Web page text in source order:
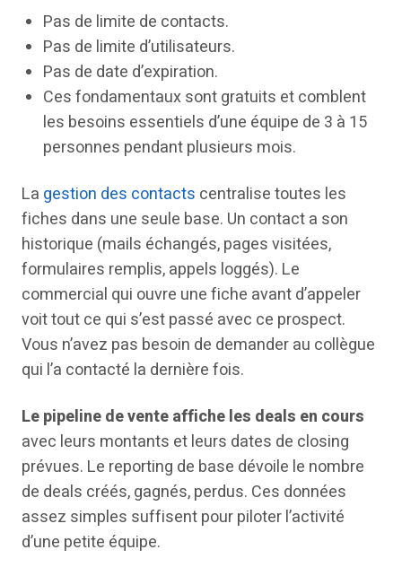
Pas de limite de contacts.
Pas de limite d’utilisateurs.
Pas de date d’expiration.
Ces fondamentaux sont gratuits et comblent
les besoins essentiels d’une équipe de 3 à 15
personnes pendant plusieurs mois.
La gestion des contacts centralise toutes les
fiches dans une seule base. Un contact a son
historique (mails échangés, pages visitées,
formulaires remplis, appels loggés). Le
commercial qui ouvre une fiche avant d’appeler
voit tout ce qui s’est passé avec ce prospect.
Vous n’avez pas besoin de demander au collègue
qui l’a contacté la dernière fois.
Le pipeline de vente affiche les deals en cours
avec leurs montants et leurs dates de closing
prévues. Le reporting de base dévoile le nombre
de deals créés, gagnés, perdus. Ces données
assez simples suffisent pour piloter l’activité
d’une petite équipe.